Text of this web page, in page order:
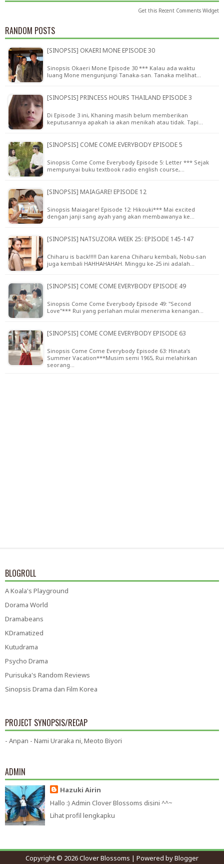
Get this Recent Comments Widget
RANDOM POSTS
[SINOPSIS] OKAERI MONE EPISODE 30
Sinopsis Okaeri Mone Episode 30 *** Kalau ada waktu
luang Mone mengunjungi Tanaka-san. Tanaka melihat…
[SINOPSIS] PRINCESS HOURS THAILAND EPISODE 3
Di Episode 3 ini, Khaning masih belum memberikan
keputusannya apakah ia akan menikah atau tidak. Tapi…
[SINOPSIS] COME COME EVERYBODY EPISODE 5
Sinopsis Come Come Everybody Episode 5: Letter *** Sejak
mempunyai buku textbook radio english course,…
[SINOPSIS] MAIAGARE! EPISODE 12
Sinopsis Maiagare! Episode 12: Hikouki*** Mai excited
dengan janji sang ayah yang akan membawanya ke…
[SINOPSIS] NATSUZORA WEEK 25: EPISODE 145-147
Chiharu is back!!!!! Dan karena Chiharu kembali, Nobu-san
juga kembali HAHHAHAHAH. Minggu ke-25 ini adalah…
[SINOPSIS] COME COME EVERYBODY EPISODE 49
Sinopsis Come Come Everybody Episode 49: "Second
Love"*** Rui yang perlahan mulai menerima kenangan…
[SINOPSIS] COME COME EVERYBODY EPISODE 63
Sinopsis Come Come Everybody Episode 63: Hinata’s
Summer Vacation***Musim semi 1965, Rui melahirkan
seorang…
BLOGROLL
A Koala's Playground
Dorama World
Dramabeans
KDramatized
Kutudrama
Psycho Drama
Purisuka's Random Reviews
Sinopsis Drama dan Film Korea
PROJECT SYNOPSIS/RECAP
- Anpan - Nami Uraraka ni, Meoto Biyori
ADMIN
Hazuki Airin
Hallo :) Admin Clover Blossoms disini ^^~
Lihat profil lengkapku
Copyright © 2026Clover Blossoms | Powered byBlogger